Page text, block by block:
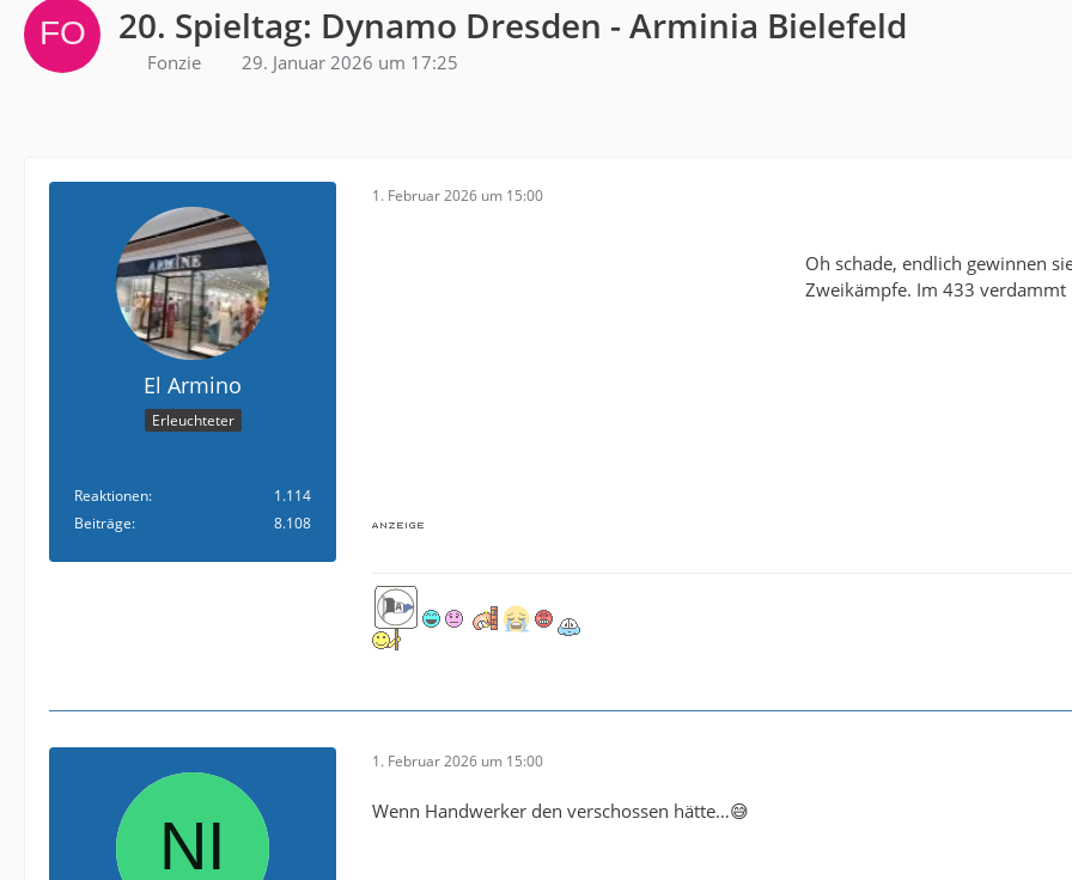
20. Spieltag: Dynamo Dresden - Arminia Bielefeld
Fonzie 29. Januar 2026 um 17:25
El Armino
Erleuchteter
Reaktionen
1.114
Beiträge
8.108
1. Februar 2026 um 15:00
Oh schade, endlich gewinnen
Zweikämpfe. Im 433 verdammt
1. Februar 2026 um 15:00
Wenn Handwerker den verschossen hätte…😅